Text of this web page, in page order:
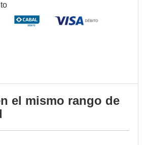
el mismo rango de